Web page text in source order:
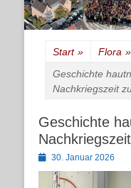
Start » Flora »
Geschichte
Nachkriegszeit
Geschichte
Posted
on
30. Januar 2026